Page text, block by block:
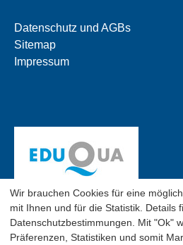
Datenschutz und AGBs
Sitemap
Impressum
Wir brauchen Cookies für eine
mit Ihnen und für die Statistik. Details
Datenschutzbestimmungen. Mit "Ok"
Präferenzen, Statistiken und somit